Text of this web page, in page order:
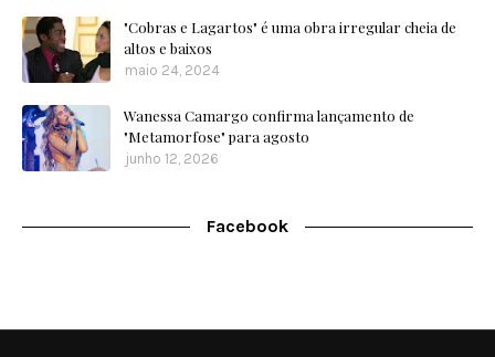
"Cobras e Lagartos" é uma obra irregular cheia de
altos e baixos
maio 24, 2024
Wanessa Camargo confirma lançamento de
"Metamorfose" para agosto
junho 12, 2026
Facebook